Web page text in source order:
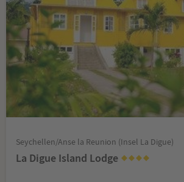
Seychellen/Anse la Reunion (Insel La Digue)
La Digue Island Lodge